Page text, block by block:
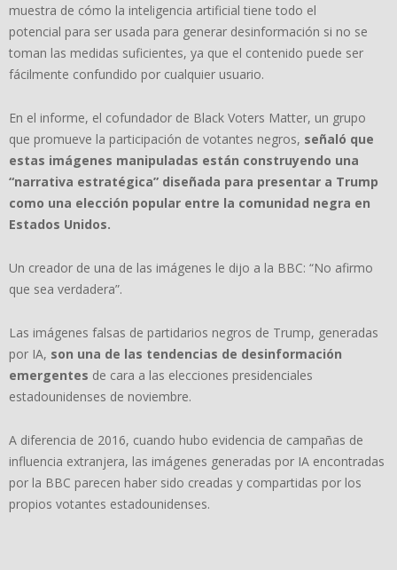
muestra de cómo la inteligencia artificial tiene todo el
potencial para ser usada para generar desinformación si no se
toman las medidas suficientes, ya que el contenido puede ser
fácilmente confundido por cualquier usuario.
En el informe, el cofundador de Black Voters Matter, un grupo
que promueve la participación de votantes negros, señaló que
estas imágenes manipuladas están construyendo una
“narrativa estratégica” diseñada para presentar a Trump
como una elección popular entre la comunidad negra en
Estados Unidos.
Un creador de una de las imágenes le dijo a la BBC: “No afirmo
que sea verdadera”.
Las imágenes falsas de partidarios negros de Trump, generadas
por IA, son una de las tendencias de desinformación
emergentes de cara a las elecciones presidenciales
estadounidenses de noviembre.
A diferencia de 2016, cuando hubo evidencia de campañas de
influencia extranjera, las imágenes generadas por IA encontradas
por la BBC parecen haber sido creadas y compartidas por los
propios votantes estadounidenses.